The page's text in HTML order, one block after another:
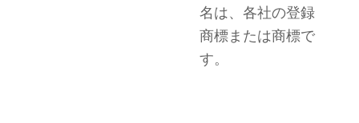
名は、各社の登録
商標または商標で
す。